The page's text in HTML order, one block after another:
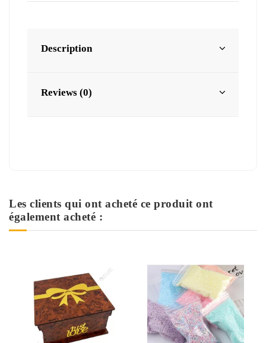
Description
Reviews (0)
Les clients qui ont acheté ce produit ont
également acheté :